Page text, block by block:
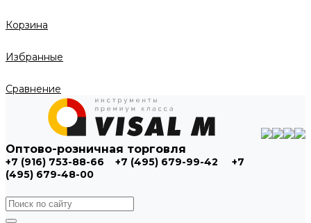
Корзина
Избранные
Сравнение
Оптово-розничная торговля
+7 (916) 753-88-66 +7 (495) 679-99-42
+7
(495) 679-48-00